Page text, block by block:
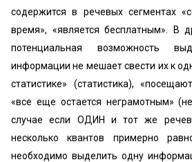
содержится в речевых сегментах
время», «является бесплатным». В
потенциальная возможность
информации не мешает свести их к
статистике» (статистика),
«все еще остается неграмотным»
случае если ОДИН и тот же
несколько квантов примерно
необходимо выделить одну